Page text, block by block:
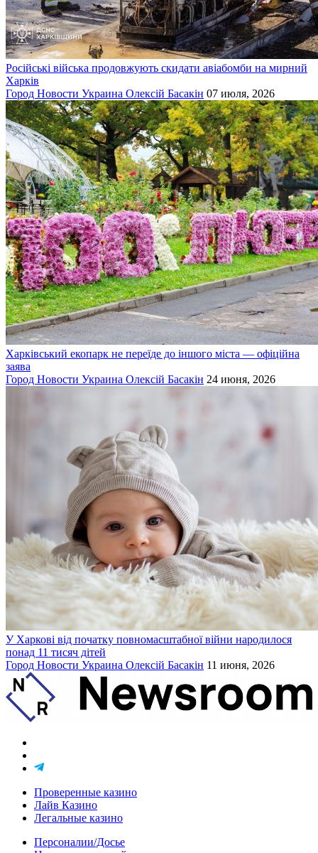
Російські війська продовжують скидати авіабомби на мирний
Харків
Город Новости Украина Олексій Басакін 07 июля, 2026
Харківський екопарк не переїде до іншого міста — офіційна
заява
Город Новости Украина Олексій Басакін 24 июня, 2026
У Харкові від початку повномасштабної війни народилося
понад 11 тисяч дітей
Город Новости Украина Олексій Басакін 11 июня, 2026
Проверенные казино
Лайв Казино
Легальные казино
Персоналии/Досье